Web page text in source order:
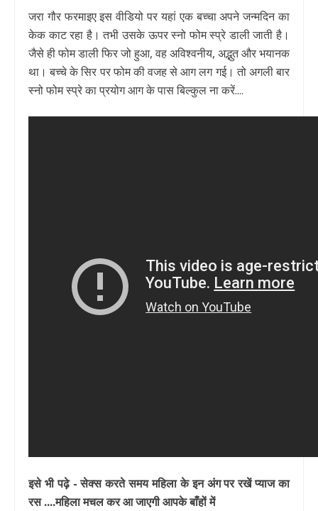
जरा गौर फरमाइए इस वीडियो पर यहां एक बच्चा अपने जन्मदिन का
केक काट रहा है। तभी उसके ऊपर स्नो फोम स्प्रे डाली जाती है।
जैसे ही फोम डाली फिर जो हुआ, वह अविश्वनीय, अद्भुत और भयानक
था। बच्चे के सिर पर फोम की वजह से आग लग गई। तो अगली बार
स्नो फोम स्प्रे का प्रयोग आग के पास बिल्कुल ना करें....
इसे भी पढ़े - सेक्स करते समय महिला के इन अंग पर रखें प्याज का
रस ....महिला मचल कर आ जाएगी आपके बाँहों में